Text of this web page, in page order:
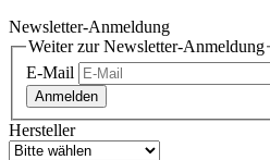
Newsletter-Anmeldung
Weiter zur Newsletter-Anmeldung
E-Mail
Anmelden
Hersteller